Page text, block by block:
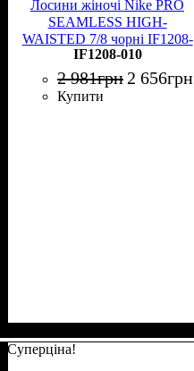
Лосини жіночі Nike PRO
SEAMLESS HIGH-
WAISTED 7/8 чорні IF1208-
010
IF1208-010
2 981грн 2 656грн
Купити
Суперціна!